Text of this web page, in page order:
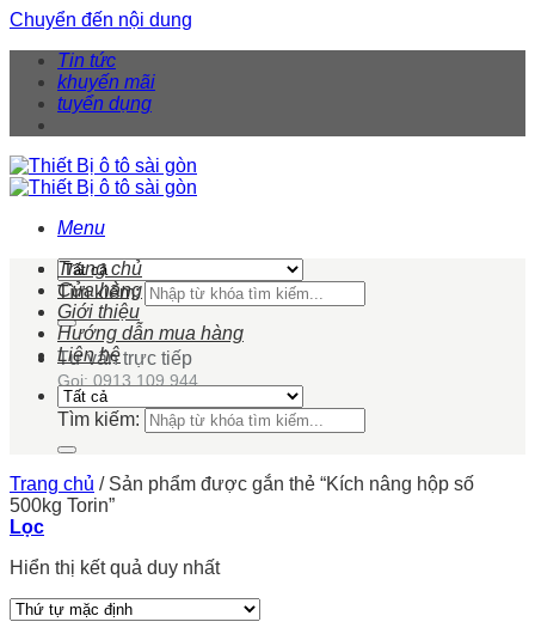
Chuyển đến nội dung
Tin tức
khuyến mãi
tuyển dụng
Menu
Tìm kiếm:
Tư vấn trực tiếp
Gọi: 0913 109 944
Trang chủ
Cửa hàng
Giới thiệu
Hướng dẫn mua hàng
Liên hệ
Tìm kiếm:
Trang chủ /Sản phẩm được gắn thẻ “Kích nâng hộp số
500kg Torin”
Lọc
Hiển thị kết quả duy nhất